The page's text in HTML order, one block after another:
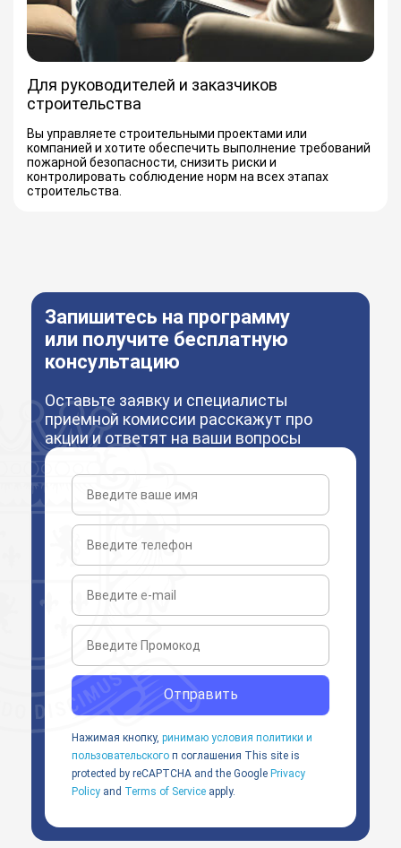
Для руководителей и заказчиков
строительства
Вы управляете строительными проектами или
компанией и хотите обеспечить выполнение требований
пожарной безопасности, снизить риски и
контролировать соблюдение норм на всех этапах
строительства.
Запишитесь на программу
или получите бесплатную
консультацию
Оставьте заявку и специалисты
приемной комиссии расскажут про
акции и ответят на ваши вопросы
Отправить
Нажимая кнопку, ринимаю условия политики и
пользовательского п соглашения This site is
protected by reCAPTCHA and the Google Privacy
Policy and Terms of Service apply.